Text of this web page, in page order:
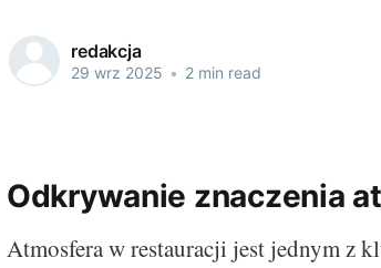
redakcja
29 wrz 2025 • 2 min read
Odkrywanie znaczenia
Atmosfera w restauracji jest jednym z